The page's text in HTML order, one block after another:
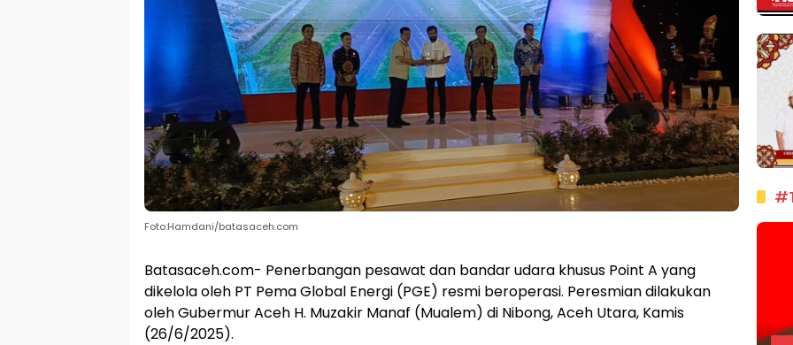
Foto:Hamdani/batasaceh.com
Batasaceh.com- Penerbangan pesawat dan bandar udara khusus Point A yang
dikelola oleh PT Pema Global Energi (PGE) resmi beroperasi. Peresmian dilakukan
oleh Gubermur Aceh H. Muzakir Manaf (Mualem) di Nibong, Aceh Utara, Kamis
(26/6/2025).